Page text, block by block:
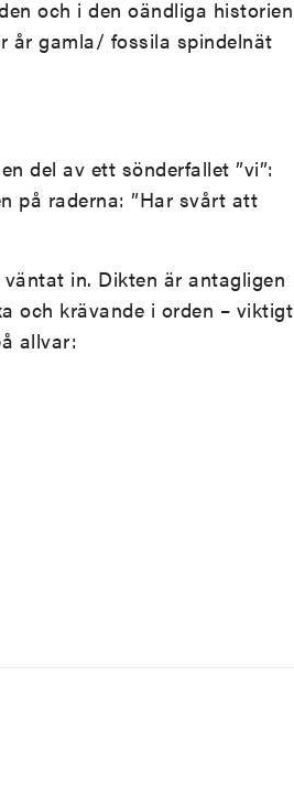
och i den oändliga historien
år gamla/ fossila spindelnät
del av ett sönderfallet ”vi”:
på raderna: ”Har svårt att
in. Dikten är antagligen
och krävande i orden – viktigt
allvar: